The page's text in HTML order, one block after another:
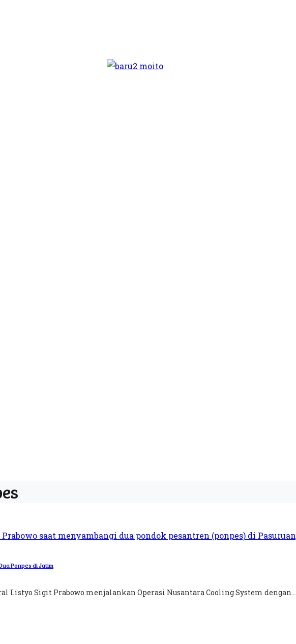
Ponpes di Jatim
Listyo Sigit Prabowo menjalankan Operasi Nusantara Cooling System dengan...